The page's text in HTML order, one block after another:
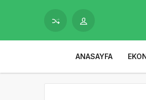
ANASAYFA